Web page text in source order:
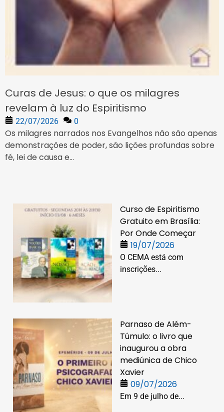
Curas de Jesus: o que os milagres
revelam à luz do Espiritismo
22/07/2026 0
Os milagres narrados nos Evangelhos não são apenas
demonstrações de poder, são lições profundas sobre
fé, lei de causa e...
Curso de Espiritismo
Gratuito em Brasília:
Por Onde Começar
19/07/2026
O CEMA está com
inscrições...
Parnaso de Além-
Túmulo: o livro que
inaugurou a obra
mediúnica de Chico
Xavier
09/07/2026
Em 9 de julho de...